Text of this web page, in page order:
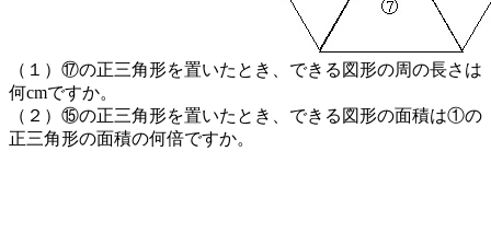
（１）⑰の正三角形を置いたとき、できる図形の周の長さは
何cmですか。
（２）⑮の正三角形を置いたとき、できる図形の面積は①の
正三角形の面積の何倍ですか。